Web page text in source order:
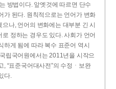
방법이다. 앞엣것에 따르면 단수
가 된다. 원칙적으로는 언어가 변화
나, 언어의 변화에는 대부분 긴 시
정하는 경우도 있다. 사회가 언어
하게 됨에 따라 복수 표준어 역시
립국어원에서는 2011년을 시작으
“표준국어대사전”의 수정ㆍ보완
다.